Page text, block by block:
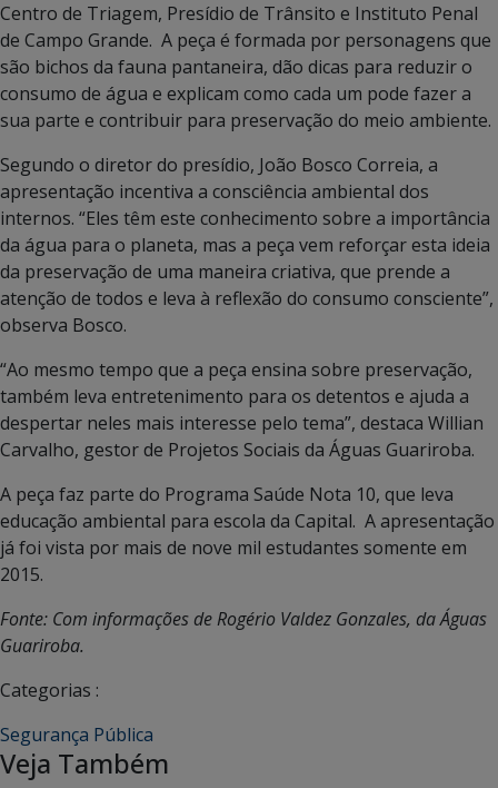
Centro de Triagem, Presídio de Trânsito e Instituto Penal
de Campo Grande. A peça é formada por personagens que
são bichos da fauna pantaneira, dão dicas para reduzir o
consumo de água e explicam como cada um pode fazer a
sua parte e contribuir para preservação do meio ambiente.
Segundo o diretor do presídio, João Bosco Correia, a
apresentação incentiva a consciência ambiental dos
internos. “Eles têm este conhecimento sobre a importância
da água para o planeta, mas a peça vem reforçar esta ideia
da preservação de uma maneira criativa, que prende a
atenção de todos e leva à reflexão do consumo consciente”,
observa Bosco.
“Ao mesmo tempo que a peça ensina sobre preservação,
também leva entretenimento para os detentos e ajuda a
despertar neles mais interesse pelo tema”, destaca Willian
Carvalho, gestor de Projetos Sociais da Águas Guariroba.
A peça faz parte do Programa Saúde Nota 10, que leva
educação ambiental para escola da Capital. A apresentação
já foi vista por mais de nove mil estudantes somente em
2015.
Fonte: Com informações de Rogério Valdez Gonzales, da Águas
Guariroba.
Categorias :
Segurança Pública
Veja Também